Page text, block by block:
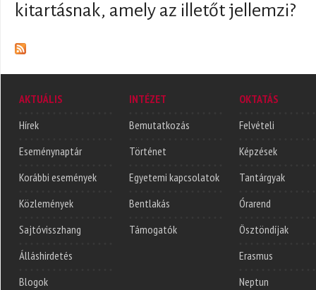
kitartásnak, amely az illetőt jellemzi?
AKTUÁLIS
Hírek
Eseménynaptár
Korábbi események
Közlemények
Sajtóvisszhang
Álláshirdetés
Blogok
INTÉZET
Bemutatkozás
Történet
Egyetemi kapcsolatok
Bentlakás
Támogatók
OKTATÁS
Felvételi
Képzések
Tantárgyak
Órarend
Ösztöndíjak
Erasmus
Neptun